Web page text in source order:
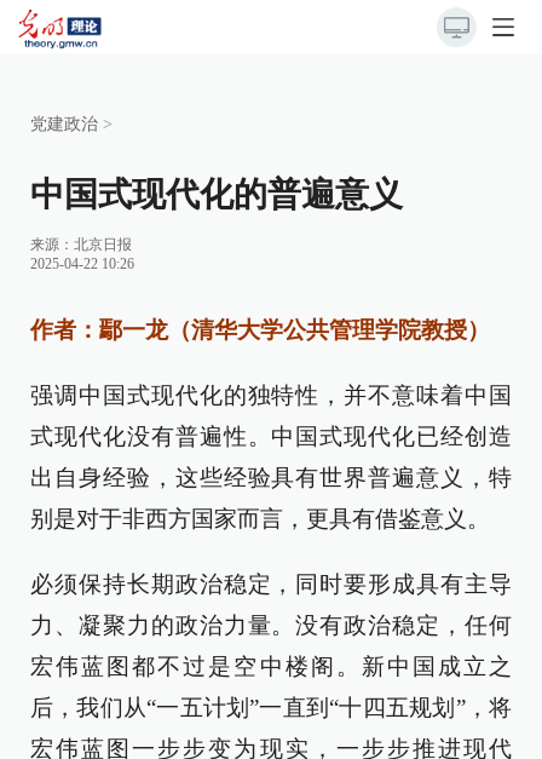
党建政治 >
中国式现代化的普遍意义
来源： 北京日报
2025-04-22 10:26
作者：鄢一龙（清华大学公共管理学院教授）
强调中国式现代化的独特性，并不意味着中国
式现代化没有普遍性。中国式现代化已经创造
出自身经验，这些经验具有世界普遍意义，特
别是对于非西方国家而言，更具有借鉴意义。
必须保持长期政治稳定，同时要形成具有主导
力、凝聚力的政治力量。没有政治稳定，任何
宏伟蓝图都不过是空中楼阁。新中国成立之
后，我们从“一五计划”一直到“十四五规划”，将
宏伟蓝图一步步变为现实，一步步推进现代